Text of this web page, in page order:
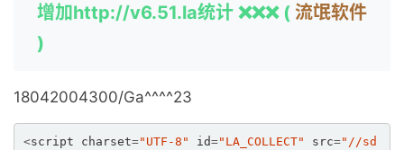
增加http://v6.51.la统计 ❌❌❌ ( 流氓软件
)
18042004300/Ga^^^^23
<script charset="UTF-8" id="LA_COLLECT" src="//sd